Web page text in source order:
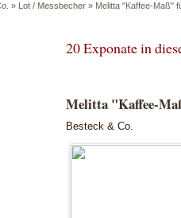
» Lot / Messbecher » Melitta "Kaffee-Maß"
20 Exponate in
Melitta "Kaffee-
Besteck & Co.